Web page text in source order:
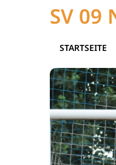
SV 09
STARTSEITE